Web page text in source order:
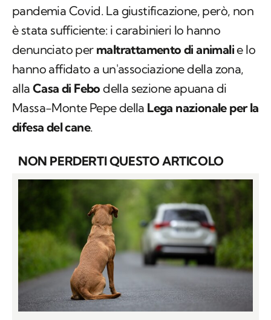
pandemia Covid. La giustificazione, però, non
è stata sufficiente: i carabinieri lo hanno
denunciato per maltrattamento di animalie lo
hanno affidato a un'associazione della zona,
alla Casa di Febo della sezione apuana di
Massa-Monte Pepe della Lega nazionale per la
difesa del cane.
NON PERDERTI QUESTO ARTICOLO